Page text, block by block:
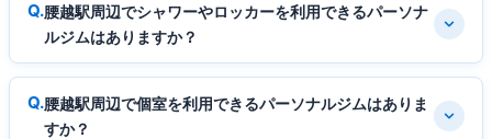
腰越駅周辺でシャワーやロッカーを利用できるパーソナ
ルジムはありますか？
腰越駅周辺で個室を利用できるパーソナルジムはありま
すか？